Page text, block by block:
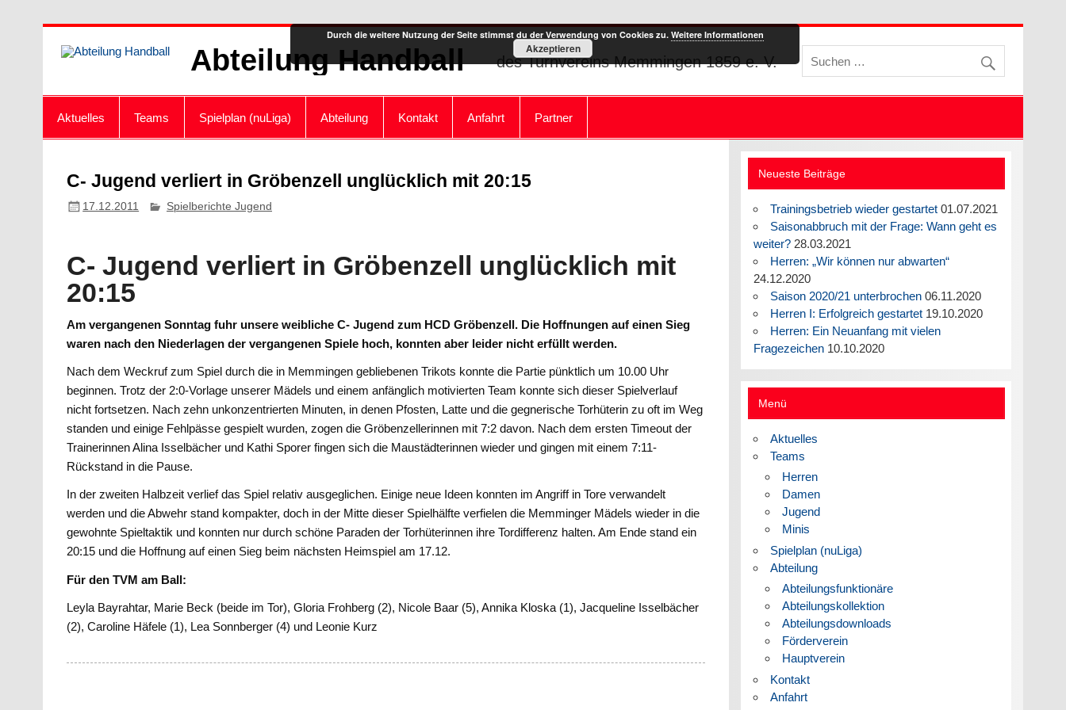
Abteilung Handball des Turnvereins Memmingen 1859 e. V.
Aktuelles Teams Spielplan (nuLiga) Abteilung Kontakt Anfahrt Partner
C- Jugend verliert in Gröbenzell unglücklich mit 20:15
17.12.2011 Spielberichte Jugend
C- Jugend verliert in Gröbenzell unglücklich mit
20:15
Am vergangenen Sonntag fuhr unsere weibliche C- Jugend zum HCD Gröbenzell. Die Hoffnungen auf einen Sieg
waren nach den Niederlagen der vergangenen Spiele hoch, konnten aber leider nicht erfüllt werden.
Nach dem Weckruf zum Spiel durch die in Memmingen gebliebenen Trikots konnte die Partie pünktlich um 10.00 Uhr
beginnen. Trotz der 2:0-Vorlage unserer Mädels und einem anfänglich motivierten Team konnte sich dieser Spielverlauf
nicht fortsetzen. Nach zehn unkonzentrierten Minuten, in denen Pfosten, Latte und die gegnerische Torhüterin zu oft im Weg
standen und einige Fehlpässe gespielt wurden, zogen die Gröbenzellerinnen mit 7:2 davon. Nach dem ersten Timeout der
Trainerinnen Alina Isselbächer und Kathi Sporer fingen sich die Maustädterinnen wieder und gingen mit einem 7:11-
Rückstand in die Pause.
In der zweiten Halbzeit verlief das Spiel relativ ausgeglichen. Einige neue Ideen konnten im Angriff in Tore verwandelt
werden und die Abwehr stand kompakter, doch in der Mitte dieser Spielhälfte verfielen die Memminger Mädels wieder in die
gewohnte Spieltaktik und konnten nur durch schöne Paraden der Torhüterinnen ihre Tordifferenz halten. Am Ende stand ein
20:15 und die Hoffnung auf einen Sieg beim nächsten Heimspiel am 17.12.
Für den TVM am Ball:
Leyla Bayrahtar, Marie Beck (beide im Tor), Gloria Frohberg (2), Nicole Baar (5), Annika Kloska (1), Jacqueline Isselbächer
(2), Caroline Häfele (1), Lea Sonnberger (4) und Leonie Kurz
Neueste Beiträge
Trainingsbetrieb wieder gestartet 01.07.2021
Saisonabbruch mit der Frage: Wann geht es
weiter? 28.03.2021
Herren: „Wir können nur abwarten“
24.12.2020
Saison 2020/21 unterbrochen 06.11.2020
Herren I: Erfolgreich gestartet 19.10.2020
Herren: Ein Neuanfang mit vielen
Fragezeichen 10.10.2020
Menü
Aktuelles
Teams
Herren
Damen
Jugend
Minis
Spielplan (nuLiga)
Abteilung
Abteilungsfunktionäre
Abteilungskollektion
Abteilungsdownloads
Förderverein
Hauptverein
Kontakt
Anfahrt
Durch die weitere Nutzung der Seite stimmst du der Verwendung von Cookies zu. Weitere Informationen
Akzeptieren